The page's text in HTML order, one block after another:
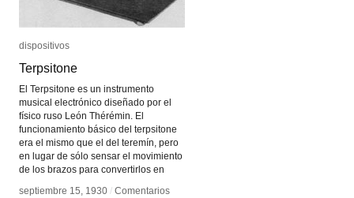
dispositivos
Terpsitone
El Terpsitone es un instrumento
musical electrónico diseñado por el
físico ruso León Thérémin. El
funcionamiento básico del terpsitone
era el mismo que el del teremín, pero
en lugar de sólo sensar el movimiento
de los brazos para convertirlos en
septiembre 15, 1930 / Comentarios
dispositivos
Terpsitone
septiembre 15, 1930 / Comentarios